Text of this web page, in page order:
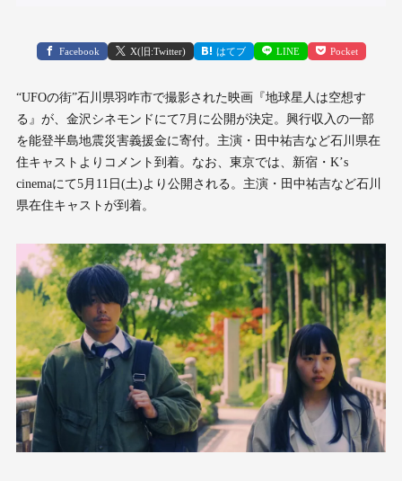
Facebook X(旧:Twitter) はてブ LINE Pocket
“UFOの街”石川県羽咋市で撮影された映画『地球星人は空想す
る』が、金沢シネモンドにて7月に公開が決定。興行収入の一部
を能登半島地震災害義援金に寄付。主演・田中祐吉など石川県在
住キャストよりコメント到着。なお、東京では、新宿・Kʼs
cinemaにて5月11日(土)より公開される。主演・田中祐吉など石川
県在住キャストが到着。